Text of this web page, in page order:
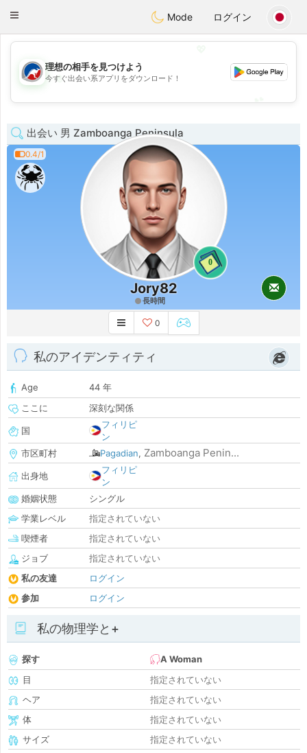
AustraliaChat
Toggle
Mode ログイン
💖
💕
理想の相手を見つけよう
今すぐ出会い系アプリをダウンロード！
出会い 男 Zamboanga Peninsula
0.4/1
0
Jory82
長時間
0
私のアイデンティティ
Age
44 年
ここに
深刻な関係
国
フィリピ
ン
市区町村
Pagadian, Zamboanga Penin...
出身地
フィリピ
ン
婚姻状態
シングル
学業レベル
指定されていない
喫煙者
指定されていない
ジョブ
指定されていない
私の友達
ログイン
参加
ログイン
私の物理学と+
探す
A Woman
目
指定されていない
ヘア
指定されていない
体
指定されていない
サイズ
指定されていない